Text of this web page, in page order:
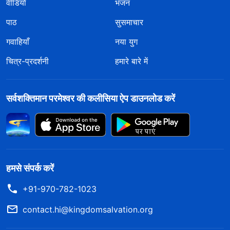
वीडियो
भजन
पाठ
सुसमाचार
गवाहियाँ
नया युग
चित्र-प्रदर्शनी
हमारे बारे में
सर्वशक्तिमान परमेश्वर की कलीसिया ऐप डाउनलोड करें
हमसे संपर्क करें
+91-970-782-1023
contact.hi@kingdomsalvation.org